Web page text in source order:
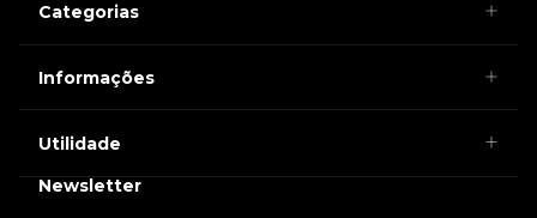
Categorias
Informações
Utilidade
Newsletter